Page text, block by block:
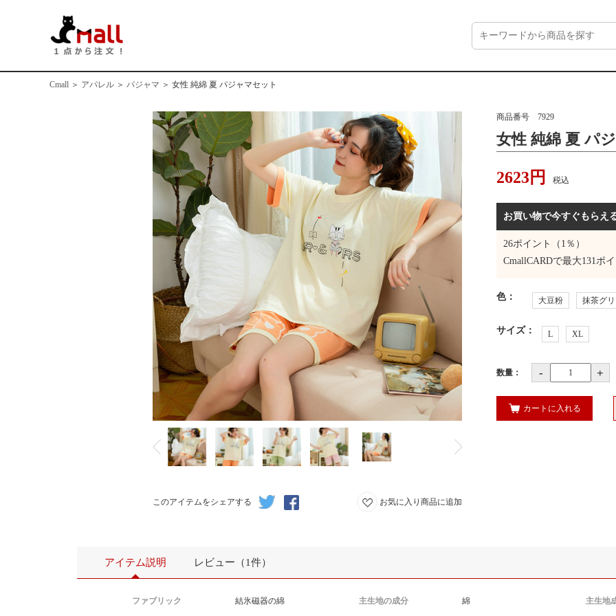
Cmall ＞ アパレル ＞ パジャマ ＞ 女性 純綿 夏 パジャマセット
このアイテムをシェアする お気に入り商品に追加
商品番号 7929
女性 純綿 夏 パ
2623円 税込
お買い物で今すぐもらえ
26ポイント（1％）
CmallCARDで最大131ポ
色： 大豆粉 抹茶グ
サイズ： L XL
数量： - +
カートに入れる
アイテム説明 レビュー（1件）
ファブリック 結氷磁器の綿 主生地の成分 綿 主生地